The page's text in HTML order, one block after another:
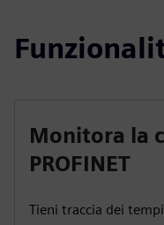
Monitora la
PROFINET
Tieni traccia dei